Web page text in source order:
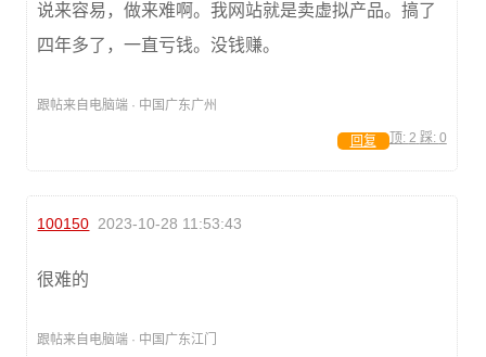
说来容易，做来难啊。我网站就是卖虚拟产品。搞了
四年多了，一直亏钱。没钱赚。
跟帖来自电脑端 · 中国广东广州
顶: 2 踩: 0
回复
100150 2023-10-28 11:53:43
很难的
跟帖来自电脑端 · 中国广东江门